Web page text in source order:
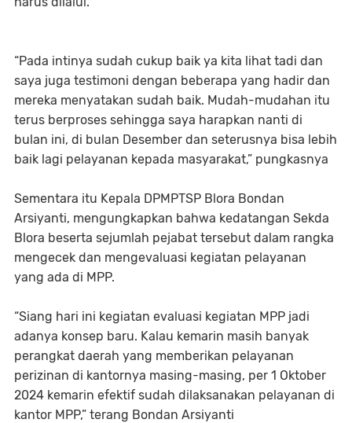
“Pada intinya sudah cukup baik ya kita lihat tadi dan
saya juga testimoni dengan beberapa yang hadir dan
mereka menyatakan sudah baik. Mudah-mudahan itu
terus berproses sehingga saya harapkan nanti di
bulan ini, di bulan Desember dan seterusnya bisa lebih
baik lagi pelayanan kepada masyarakat,” pungkasnya
Sementara itu Kepala DPMPTSP Blora Bondan
Arsiyanti, mengungkapkan bahwa kedatangan Sekda
Blora beserta sejumlah pejabat tersebut dalam rangka
mengecek dan mengevaluasi kegiatan pelayanan
yang ada di MPP.
“Siang hari ini kegiatan evaluasi kegiatan MPP jadi
adanya konsep baru. Kalau kemarin masih banyak
perangkat daerah yang memberikan pelayanan
perizinan di kantornya masing-masing, per 1 Oktober
2024 kemarin efektif sudah dilaksanakan pelayanan di
kantor MPP,” terang Bondan Arsiyanti